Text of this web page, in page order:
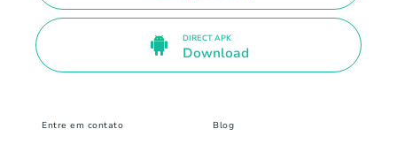
DIRECT APK
Download
Entre em contato Blog